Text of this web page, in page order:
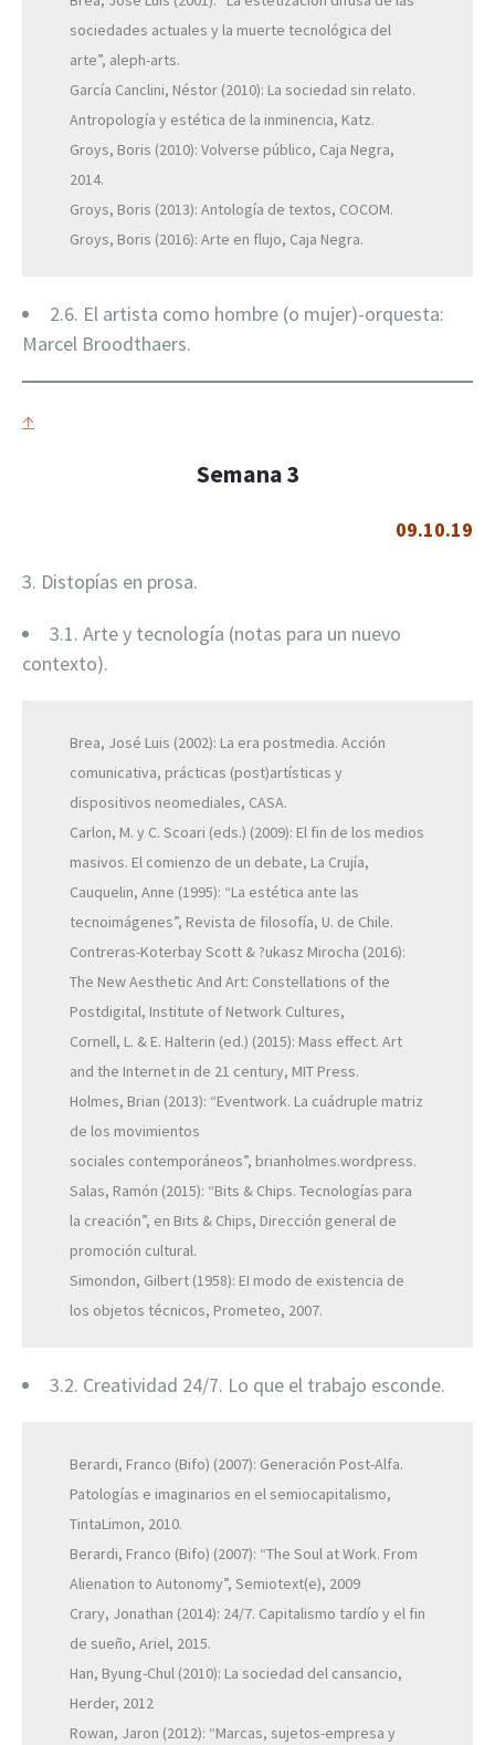
sociedades actuales y la muerte tecnológica del
arte”, aleph-arts.
García Canclini, Néstor (2010): La sociedad sin relato.
Antropología y estética de la inminencia, Katz.
Groys, Boris (2010): Volverse público, Caja Negra,
2014.
Groys, Boris (2013): Antología de textos, COCOM.
Groys, Boris (2016): Arte en flujo, Caja Negra.
2.6. El artista como hombre (o mujer)-orquesta:
Marcel Broodthaers.
↑
Semana 3
09.10.19
3. Distopías en prosa.
3.1. Arte y tecnología (notas para un nuevo
contexto).
Brea, José Luis (2002): La era postmedia. Acción
comunicativa, prácticas (post)artísticas y
dispositivos neomediales, CASA.
Carlon, M. y C. Scoari (eds.) (2009): El fin de los medios
masivos. El comienzo de un debate, La Crujía,
Cauquelin, Anne (1995): “La estética ante las
tecnoimágenes”, Revista de filosofía, U. de Chile.
Contreras-Koterbay Scott & ?ukasz Mirocha (2016):
The New Aesthetic And Art: Constellations of the
Postdigital, Institute of Network Cultures,
Cornell, L. & E. Halterin (ed.) (2015): Mass effect. Art
and the Internet in de 21 century, MIT Press.
Holmes, Brian (2013): “Eventwork. La cuádruple matriz
de los movimientos
sociales contemporáneos”, brianholmes.wordpress.
Salas, Ramón (2015): “Bits & Chips. Tecnologías para
la creación”, en Bits & Chips, Dirección general de
promoción cultural.
Simondon, Gilbert (1958): EI modo de existencia de
los objetos técnicos, Prometeo, 2007.
3.2. Creatividad 24/7. Lo que el trabajo esconde.
Berardi, Franco (Bifo) (2007): Generación Post-Alfa.
Patologías e imaginarios en el semiocapitalismo,
TintaLimon, 2010.
Berardi, Franco (Bifo) (2007): “The Soul at Work. From
Alienation to Autonomy”, Semiotext(e), 2009
Crary, Jonathan (2014): 24/7. Capitalismo tardío y el fin
de sueño, Ariel, 2015.
Han, Byung-Chul (2010): La sociedad del cansancio,
Herder, 2012
Rowan, Jaron (2012): “Marcas, sujetos-empresa y